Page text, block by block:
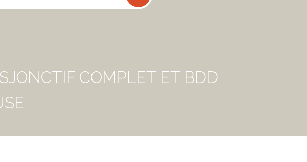
COMPLET ET BDD